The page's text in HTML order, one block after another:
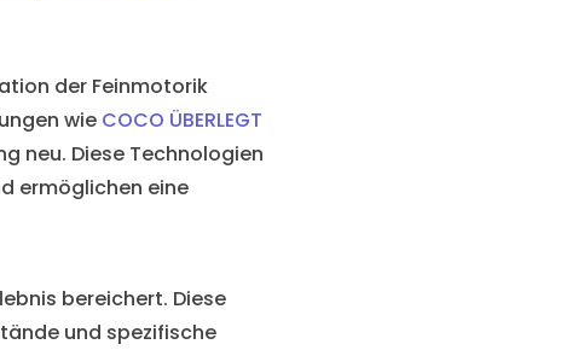
der Feinmotorik
wie COCO ÜBERLEGT
neu. Diese Technologien
ermöglichen eine
bereichert. Diese
und spezifische